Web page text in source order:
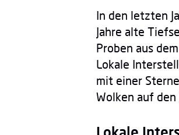
In den letzten
Jahre alte
Proben aus
Lokale
mit einer
Wolken auf den
Lokale